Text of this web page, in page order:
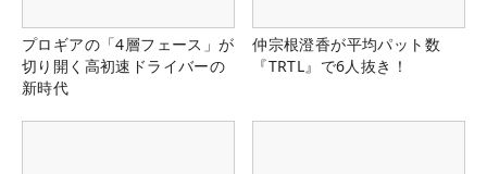
プロギアの「4層フェース」が
切り開く高初速ドライバーの
新時代
仲宗根澄香が平均パット数
『TRTL』で6人抜き！